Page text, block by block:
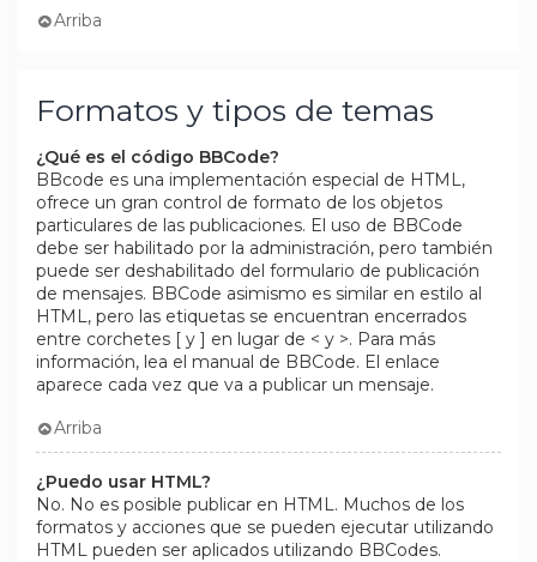
Arriba
Formatos y tipos de temas
¿Qué es el código BBCode?
BBcode es una implementación especial de HTML,
ofrece un gran control de formato de los objetos
particulares de las publicaciones. El uso de BBCode
debe ser habilitado por la administración, pero también
puede ser deshabilitado del formulario de publicación
de mensajes. BBCode asimismo es similar en estilo al
HTML, pero las etiquetas se encuentran encerrados
entre corchetes [ y ] en lugar de < y >. Para más
información, lea el manual de BBCode. El enlace
aparece cada vez que va a publicar un mensaje.
Arriba
¿Puedo usar HTML?
No. No es posible publicar en HTML. Muchos de los
formatos y acciones que se pueden ejecutar utilizando
HTML pueden ser aplicados utilizando BBCodes.